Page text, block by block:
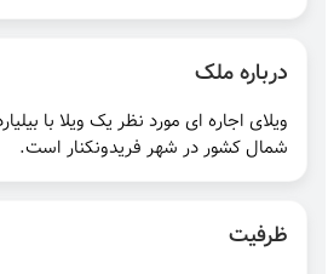
درباره ملک
ویلای اجاره ای مورد نظر یک ویلا با
شمال کشور در شهر فریدونکنار است.
ظرفیت